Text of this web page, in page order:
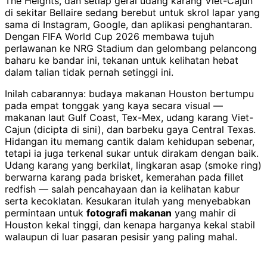
di sekitar Bellaire sedang berebut untuk skrol lapar yang
sama di Instagram, Google, dan aplikasi penghantaran.
Dengan FIFA World Cup 2026 membawa tujuh
perlawanan ke NRG Stadium dan gelombang pelancong
baharu ke bandar ini, tekanan untuk kelihatan hebat
dalam talian tidak pernah setinggi ini.
Inilah cabarannya: budaya makanan Houston bertumpu
pada empat tonggak yang kaya secara visual —
makanan laut Gulf Coast, Tex-Mex, udang karang Viet-
Cajun (dicipta di sini), dan barbeku gaya Central Texas.
Hidangan itu memang cantik dalam kehidupan sebenar,
tetapi ia juga terkenal sukar untuk dirakam dengan baik.
Udang karang yang berkilat, lingkaran asap (smoke ring)
berwarna karang pada brisket, kemerahan pada fillet
redfish — salah pencahayaan dan ia kelihatan kabur
serta kecoklatan. Kesukaran itulah yang menyebabkan
permintaan untuk fotografi makanan yang mahir di
Houston kekal tinggi, dan kenapa harganya kekal stabil
walaupun di luar pasaran pesisir yang paling mahal.